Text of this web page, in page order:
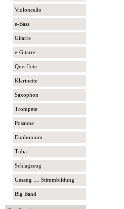
Violoncello
e-Bass
Gitarre
e-Gitarre
Querflöte
Klarinette
Saxophon
Trompete
Posaune
Euphonium
Tuba
Schlagzeug
Gesang .... Stimmbildung
Big Band